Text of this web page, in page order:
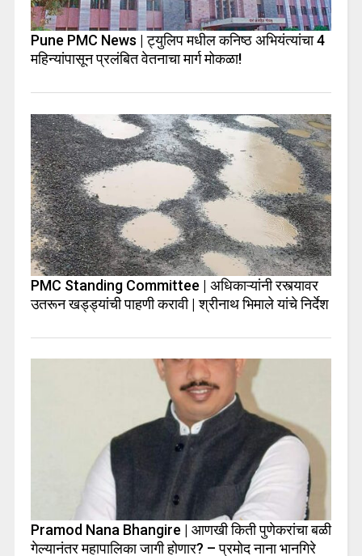
Pune PMC News | ट्युलिप मधील कनिष्ठ अभियंत्यांचा 4
महिन्यांपासून प्रलंबित वेतनाचा मार्ग मोकळा!
PMC Standing Committee | अधिकाऱ्यांनी रस्त्यावर
उतरून खड्ड्यांची पाहणी करावी | श्रीनाथ भिमाले यांचे निर्देश
Pramod Nana Bhangire | आणखी किती पुणेकरांचा बळी
गेल्यानंतर महापालिका जागी होणार? – प्रमोद नाना भानगिरे